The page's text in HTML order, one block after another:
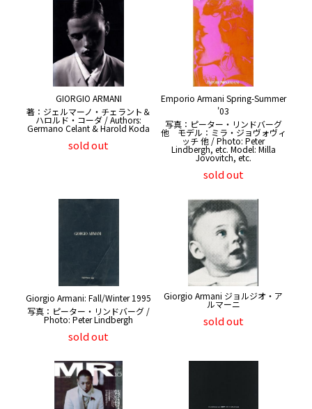
GIORGIO ARMANI
著：ジェルマーノ・チェラント＆
ハロルド・コーダ / Authors:
Germano Celant & Harold Koda
sold out
Emporio Armani Spring-Summer
'03
写真：ピーター・リンドバーグ
他 モデル：ミラ・ジョヴォヴィ
ッチ 他 / Photo: Peter
Lindbergh, etc. Model: Milla
Jovovitch, etc.
sold out
Giorgio Armani: Fall/Winter 1995
写真：ピーター・リンドバーグ /
Photo: Peter Lindbergh
sold out
Giorgio Armani ジョルジオ・ア
ルマーニ
sold out